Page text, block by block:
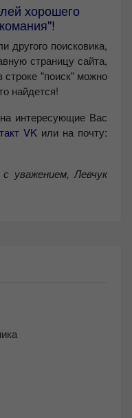
хорошего
поисковика,
страницу сайта,
строке "поиск" можно
найдется!
интересующие Вас
VKили на почту:
уважением, Левчук